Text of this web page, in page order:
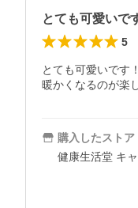
とても可愛いで
5
とても可愛いです！
暖かくなるのが楽
購入したストア
健康生活堂 キ